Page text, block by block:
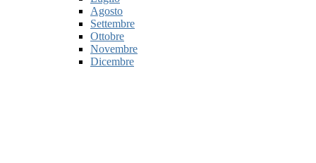
Agosto
Settembre
Ottobre
Novembre
Dicembre